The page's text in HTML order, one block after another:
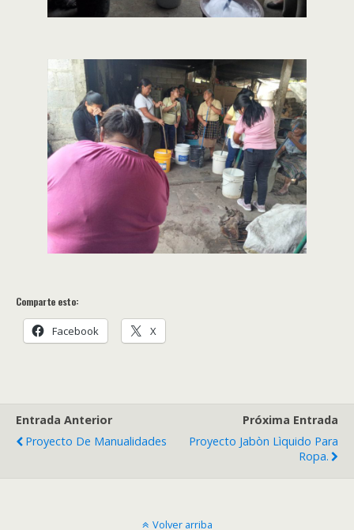
Comparte esto:
Facebook X
Entrada Anterior
Proyecto De Manualidades
Próxima Entrada
Proyecto Jabòn Lìquido Para
Ropa.
Volver arriba